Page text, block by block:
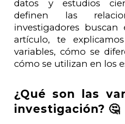
datos y estudios
definen las
investigadores buscan
artículo, te
variables, cómo se
cómo se utilizan en los
¿Qué son las
investigación? 🤔